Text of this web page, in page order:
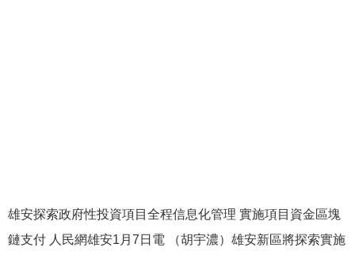
雄安探索政府性投資項目全程信息化管理 實施項目資金區塊
鏈支付 人民網雄安1月7日電 （胡宇濃）雄安新區將探索實施